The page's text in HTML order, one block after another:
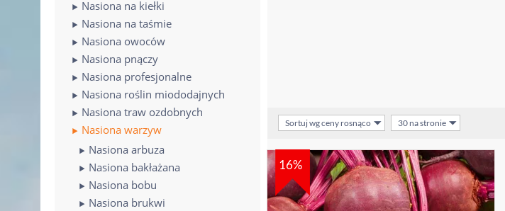
Nasiona na kiełki
Nasiona na taśmie
Nasiona owoców
Nasiona pnączy
Nasiona profesjonalne
Nasiona roślin miododajnych
Nasiona traw ozdobnych
Nasiona warzyw
Nasiona arbuza
Nasiona bakłażana
Nasiona bobu
Nasiona brukwi
Sortuj wg ceny rosnąco 30 na stronie
16%